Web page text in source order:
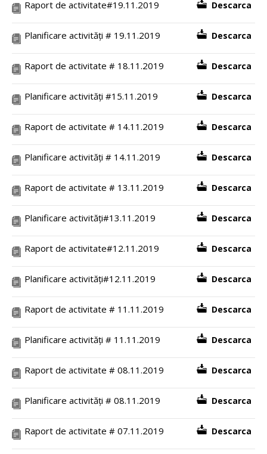
Raport de activitate#19.11.2019 Descarca
Planificare activități # 19.11.2019 Descarca
Raport de activitate # 18.11.2019 Descarca
Planificare activități #15.11.2019 Descarca
Raport de activitate # 14.11.2019 Descarca
Planificare activități # 14.11.2019 Descarca
Raport de activitate # 13.11.2019 Descarca
Planificare activități#13.11.2019 Descarca
Raport de activitate#12.11.2019 Descarca
Planificare activități#12.11.2019 Descarca
Raport de activitate # 11.11.2019 Descarca
Planificare activități # 11.11.2019 Descarca
Raport de activitate # 08.11.2019 Descarca
Planificare activități # 08.11.2019 Descarca
Raport de activitate # 07.11.2019 Descarca